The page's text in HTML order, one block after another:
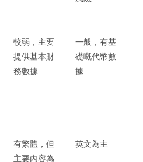
較弱，主要
提供基本財
務數據
一般，有基
礎嘅代幣數
據
有繁體，但
主要內容為
英文為主